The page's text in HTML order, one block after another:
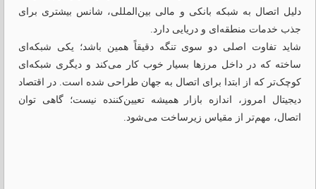
دلیل اتصال به شبکه بانکی و مالی بین‌المللی، شانس بیشتری برای
جذب خدمات منطقه‌ای و دریایی دارد.
شاید تفاوت اصلی دو سوی تنگه دقیقاً همین باشد؛ یکی شبکه‌ای
ساخته که در داخل مرزها بسیار خوب کار می‌کند و دیگری شبکه‌ای
کوچک‌تر که از ابتدا برای اتصال به جهان طراحی شده است. در اقتصاد
دیجیتال امروز، اندازه بازار همیشه تعیین‌کننده نیست؛ گاهی توان
اتصال، مهم‌تر از مقیاس زیرساخت می‌شود.